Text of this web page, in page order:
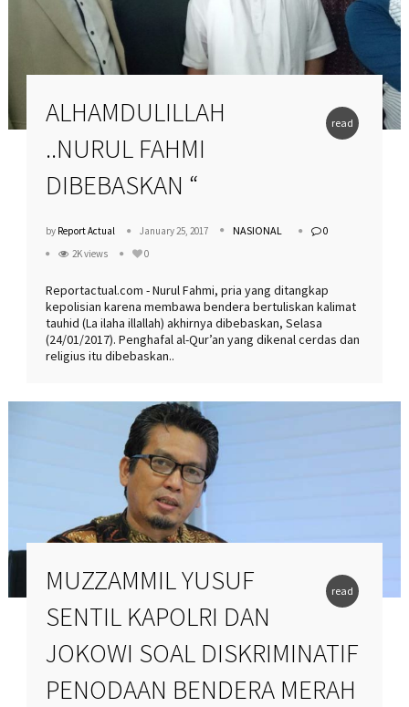
read
ALHAMDULILLAH
..NURUL FAHMI
DIBEBASKAN “
by Report Actual January 25, 2017 NASIONAL
0
2K views
0
Reportactual.com - Nurul Fahmi, pria yang ditangkap
kepolisian karena membawa bendera bertuliskan kalimat
tauhid (La ilaha illallah) akhirnya dibebaskan, Selasa
(24/01/2017). Penghafal al-Qur’an yang dikenal cerdas dan
religius itu dibebaskan..
read
MUZZAMMIL YUSUF
SENTIL KAPOLRI DAN
JOKOWI SOAL DISKRIMINATIF
PENODAAN BENDERA MERAH